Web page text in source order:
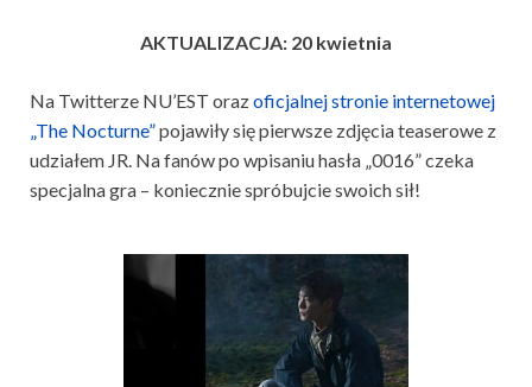
AKTUALIZACJA: 20 kwietnia
Na Twitterze NU’EST orazoficjalnej stronie internetowej
„The Nocturne”pojawiły się pierwsze zdjęcia teaserowe z
udziałem JR. Na fanów po wpisaniu hasła „0016” czeka
specjalna gra – koniecznie spróbujcie swoich sił!